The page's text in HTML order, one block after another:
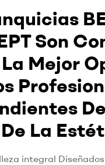
Son
Mejor
La
integral